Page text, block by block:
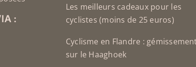
:
Les meilleurs cadeaux pour les
cyclistes (moins de 25 euros)
Cyclisme en Flandre :
sur le Haaghoek